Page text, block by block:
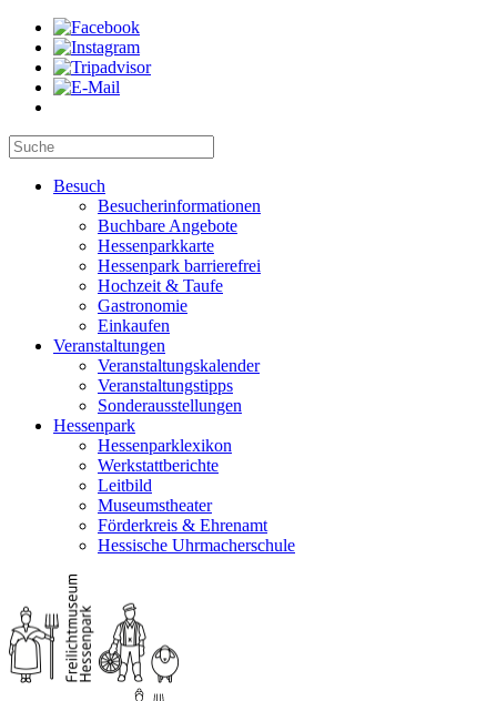
Besuch
Besucherinformationen
Buchbare Angebote
Hessenparkkarte
Hessenpark barrierefrei
Hochzeit & Taufe
Gastronomie
Einkaufen
Veranstaltungen
Veranstaltungskalender
Veranstaltungstipps
Sonderausstellungen
Hessenpark
Hessenparklexikon
Werkstattberichte
Leitbild
Museumstheater
Förderkreis & Ehrenamt
Hessische Uhrmacherschule